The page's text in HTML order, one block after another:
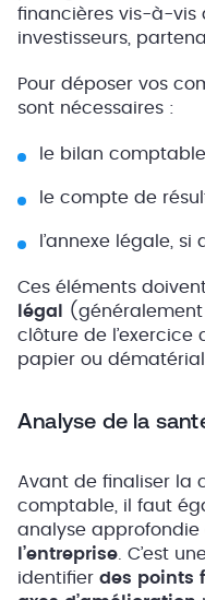
financières vis-à-vis
investisseurs,
Pour déposer vos
sont nécessaires :
le bilan
le compte de
l’annexe légale, si
Ces éléments
légal
clôture de
papier ou
Analyse de la
Avant de finaliser la
comptable, il faut
analyse approfondie
l’entreprise. C’est
identifier des points